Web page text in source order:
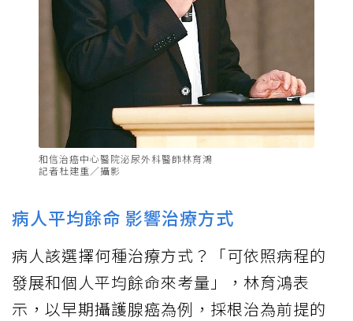
和信治癌中心醫院泌尿外科醫師林育鴻
記者杜建重／攝影
病人平均餘命 影響治療方式
病人該選擇何種治療方式？「可依照病程的
發展和個人平均餘命來考量」，林育鴻表
示，以早期攝護腺癌為例，採根治為前提的